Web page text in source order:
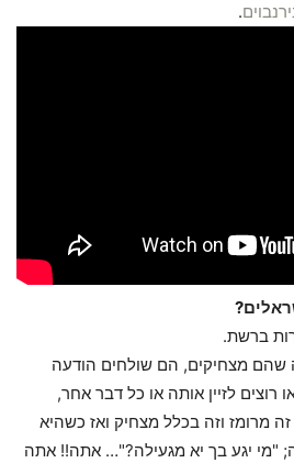
.
ברשת.
שהם מצחיקים, הם שולחים הודעה
לזיין אותה או כל דבר אחר,
מרומז וזה בכלל מצחיק ואז כשהיא
"מי יגע בך יא מגעילה?"… אתה!! אתה